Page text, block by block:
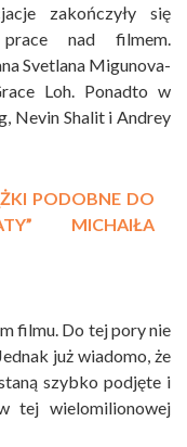
zakończyły się
nad filmem.
Svetlana Migunova-
Loh. Ponadto w
Nevin Shalit i Andrey
PODOBNE DO
MICHAIŁA
filmu. Do tej pory nie
już wiadomo, że
szybko podjęte i
tej wielomilionowej